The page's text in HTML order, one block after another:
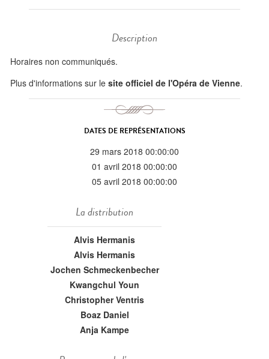
Description
Horaires non communiqués.
Plus d'informations sur le site officiel de l'Opéra de Vienne.
DATES DE REPRÉSENTATIONS
29 mars 2018 00:00:00
01 avril 2018 00:00:00
05 avril 2018 00:00:00
La distribution
Alvis Hermanis
Alvis Hermanis
Jochen Schmeckenbecher
Kwangchul Youn
Christopher Ventris
Boaz Daniel
Anja Kampe